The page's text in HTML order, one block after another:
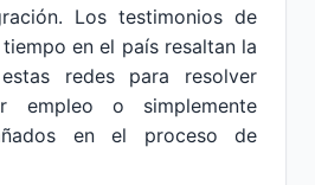
Los testimonios de
en el país resaltan la
redes para resolver
empleo o simplemente
en el proceso de